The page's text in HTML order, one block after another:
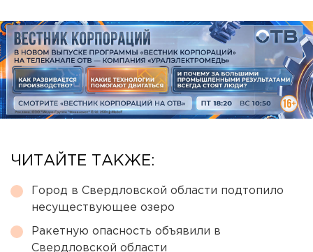
ЧИТАЙТЕ ТАКЖЕ:
Город в Свердловской области подтопило
несуществующее озеро
Ракетную опасность объявили в
Свердловской области